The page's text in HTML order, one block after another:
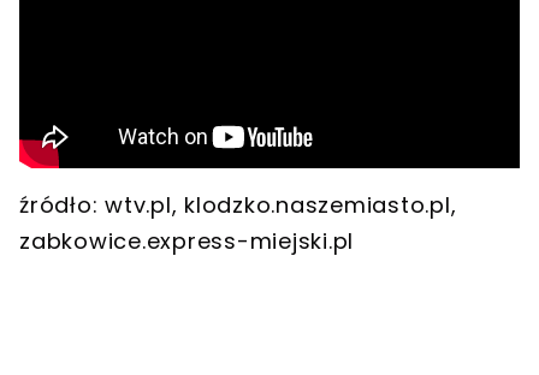
źródło: wtv.pl, klodzko.naszemiasto.pl,
zabkowice.express-miejski.pl